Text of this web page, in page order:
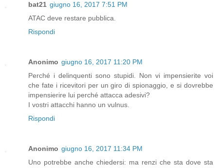
bat21 giugno 16, 2017 7:51 PM
ATAC deve restare pubblica.
Rispondi
Anonimo giugno 16, 2017 11:20 PM
Perché i delinquenti sono stupidi. Non vi impensierite voi
che fate i ricevitori per un giro di spionaggio, e si dovrebbe
impensierire lui perché attacca adesivi?
I vostri attacchi hanno un vulnus.
Rispondi
Anonimo giugno 16, 2017 11:34 PM
Uno potrebbe anche chiedersi: ma renzi che sta dove sta